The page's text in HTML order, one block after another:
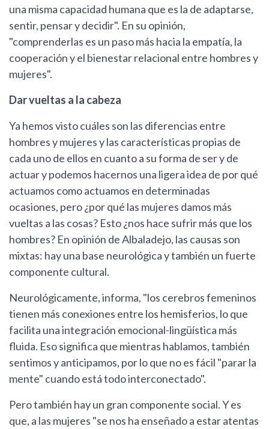
una misma capacidad humana que es la de adaptarse,
sentir, pensar y decidir". En su opinión,
"comprenderlas es un paso más hacia la empatía, la
cooperación y el bienestar relacional entre hombres y
mujeres".
Dar vueltas a la cabeza
Ya hemos visto cuáles son las diferencias entre
hombres y mujeres y las características propias de
cada uno de ellos en cuanto a su forma de ser y de
actuar y podemos hacernos una ligera idea de por qué
actuamos como actuamos en determinadas
ocasiones, pero ¿por qué las mujeres damos más
vueltas a las cosas? Esto ¿nos hace sufrir más que los
hombres? En opinión de Albaladejo, las causas son
mixtas: hay una base neurológica y también un fuerte
componente cultural.
Neurológicamente, informa, "los cerebros femeninos
tienen más conexiones entre los hemisferios, lo que
facilita una integración emocional-lingüística más
fluida. Eso significa que mientras hablamos, también
sentimos y anticipamos, por lo que no es fácil "parar la
mente" cuando está todo interconectado".
Pero también hay un gran componente social. Y es
que, a las mujeres "se nos ha enseñado a estar atentas